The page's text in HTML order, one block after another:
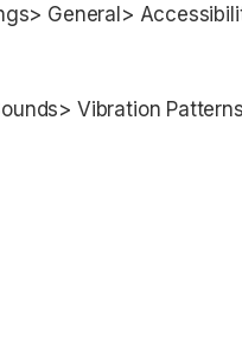
General>
Vibration